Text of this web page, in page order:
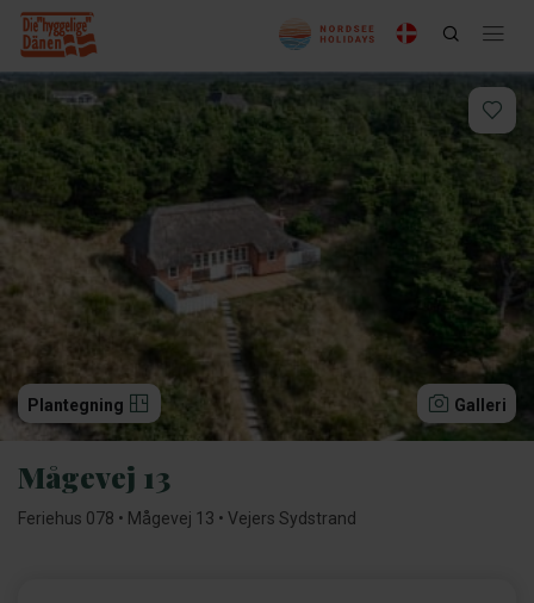
Plantegning Galleri
Mågevej 13
Feriehus 078 • Mågevej 13 • Vejers Sydstrand